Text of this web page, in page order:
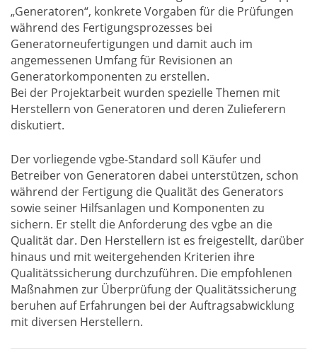
„Generatoren“, konkrete Vorgaben für die Prüfungen
während des Fertigungsprozesses bei
Generatorneufertigungen und damit auch im
angemessenen Umfang für Revisionen an
Generatorkomponenten zu erstellen.
Bei der Projektarbeit wurden spezielle Themen mit
Herstellern von Generatoren und deren Zulieferern
diskutiert.
Der vorliegende vgbe-Standard soll Käufer und
Betreiber von Generatoren dabei unterstützen, schon
während der Fertigung die Qualität des Generators
sowie seiner Hilfsanlagen und Komponenten zu
sichern. Er stellt die Anforderung des vgbe an die
Qualität dar. Den Herstellern ist es freigestellt, darüber
hinaus und mit weitergehenden Kriterien ihre
Qualitätssicherung durchzuführen. Die empfohlenen
Maßnahmen zur Überprüfung der Qualitätssicherung
beruhen auf Erfahrungen bei der Auftragsabwicklung
mit diversen Herstellern.